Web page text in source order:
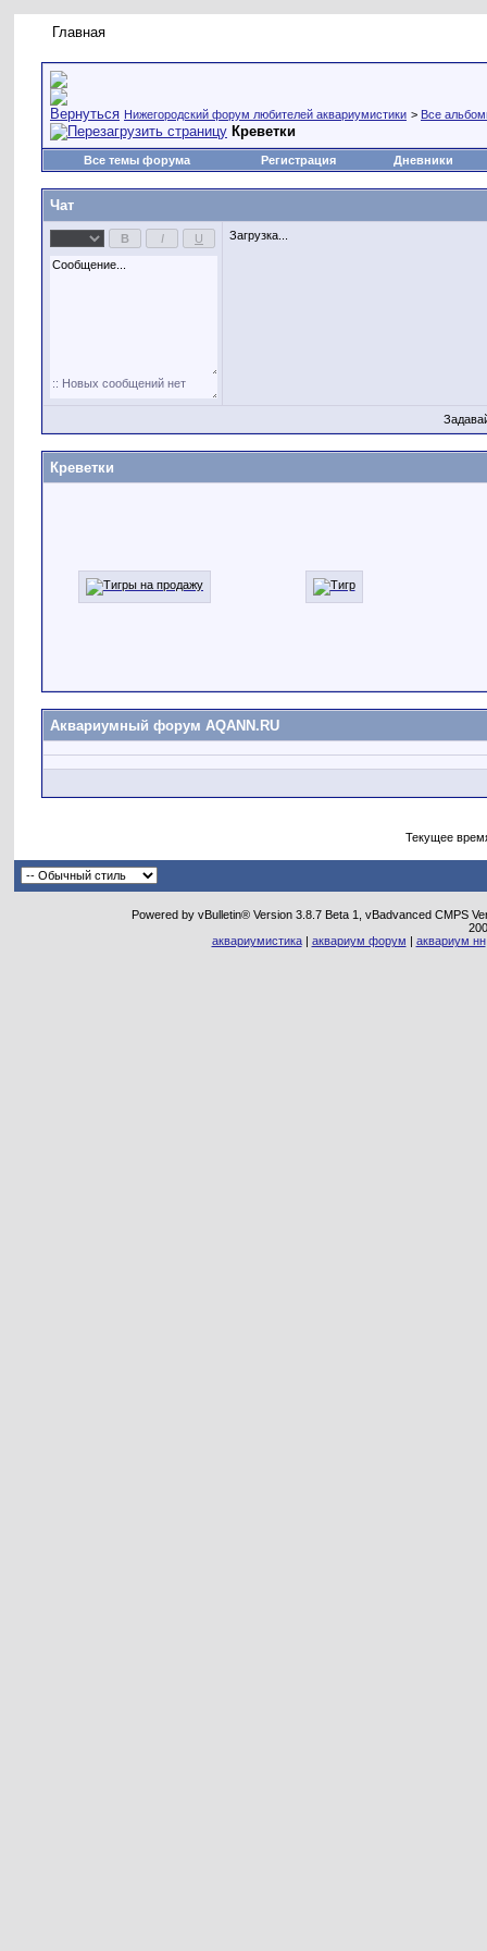
Главная
Нижегородский форум любителей аквариумистики > Все
Креветки
Все темы форума Регистрация Дневники
Чат
Загрузка...
Креветки
Аквариумный форум AQANN.RU
Текущее
Powered by vBulletin® Version 3.8.7 Beta 1, vBadvanced CMPS
аквариумистика| аквариум форум | аквариум нн